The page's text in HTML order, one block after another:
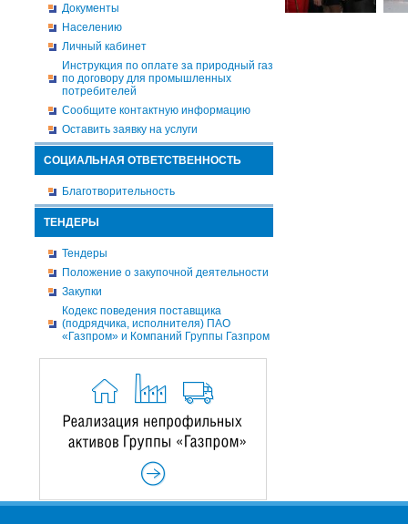
Документы
Населению
Личный кабинет
Инструкция по оплате за природный газ
по договору для промышленных
потребителей
Сообщите контактную информацию
Оставить заявку на услуги
СОЦИАЛЬНАЯ ОТВЕТСТВЕННОСТЬ
Благотворительность
ТЕНДЕРЫ
Тендеры
Положение о закупочной деятельности
Закупки
Кодекс поведения поставщика
(подрядчика, исполнителя) ПАО
«Газпром» и Компаний Группы Газпром